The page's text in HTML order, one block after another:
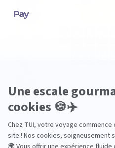
Pourquoi choisir